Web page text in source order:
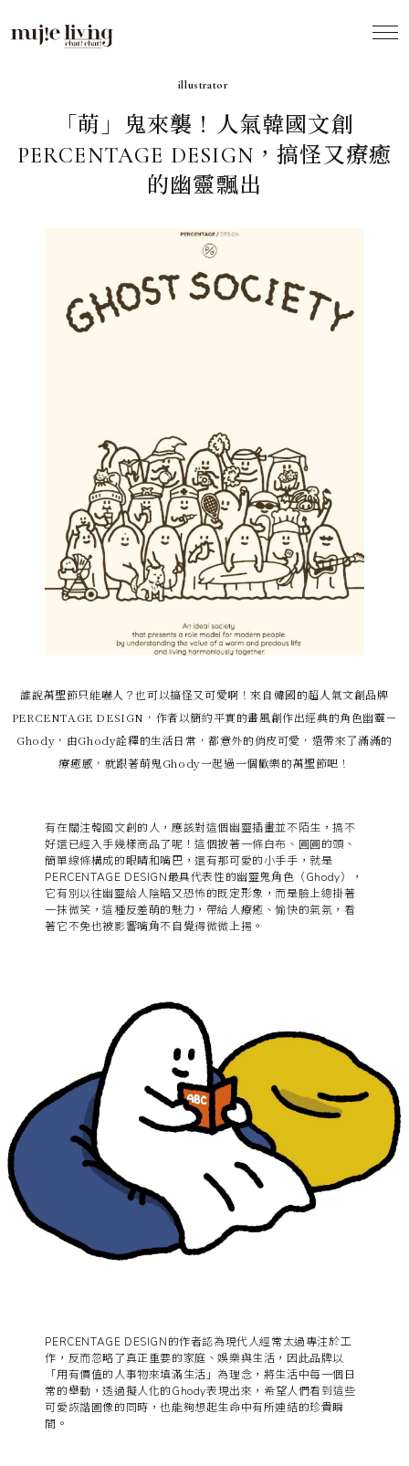
illustrator
「萌」鬼來襲！人氣韓國文創
PERCENTAGE DESIGN，搞怪又療癒
的幽靈飄出
誰說萬聖節只能嚇人？也可以搞怪又可愛啊！來自韓國的超人氣文創品牌
PERCENTAGE DESIGN，作者以簡約平實的畫風創作出經典的角色幽靈－
Ghody，由Ghody詮釋的生活日常，都意外的俏皮可愛，還帶來了滿滿的
療癒感，就跟著萌鬼Ghody一起過一個歡樂的萬聖節吧！
有在關注韓國文創的人，應該對這個幽靈插畫並不陌生，搞不
好還已經入手幾樣商品了呢！這個披著一條白布、圓圓的頭、
簡單線條構成的眼睛和嘴巴，還有那可愛的小手手，就是
PERCENTAGE DESIGN最具代表性的幽靈鬼角色（Ghody），
它有別以往幽靈給人陰暗又恐怖的既定形象，而是臉上總掛著
一抹微笑，這種反差萌的魅力，帶給人療癒、愉快的氣氛，看
著它不免也被影響嘴角不自覺得微微上揚。
PERCENTAGE DESIGN的作者認為現代人經常太過專注於工
作，反而忽略了真正重要的家庭、娛樂與生活，因此品牌以
「用有價值的人事物來填滿生活」為理念，將生活中每一個日
常的舉動，透過擬人化的Ghody表現出來，希望人們看到這些
可愛詼諧圖像的同時，也能夠想起生命中有所連結的珍貴瞬
間。